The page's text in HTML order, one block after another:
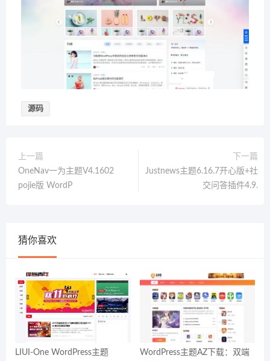
源码
上一篇
OneNav一为主题V4.1602
pojie版 WordP
下一篇
Justnews主题6.16.7开心版+社
交问答插件4.9.
猜你喜欢
LIUI-One WordPress主题
WordPress主题AZ下载：双端